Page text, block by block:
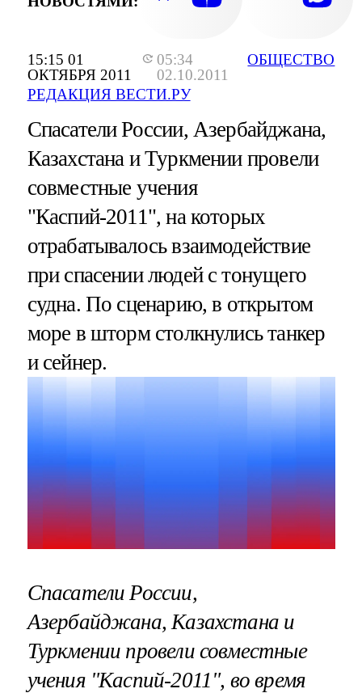
15:15 01
ОКТЯБРЯ 2011
05:34
02.10.2011
РЕДАКЦИЯ ВЕСТИ.РУ
ОБЩЕСТВО
Спасатели России, Азербайджана,
Казахстана и Туркмении провели
совместные учения
"Каспий-2011", на которых
отрабатывалось взаимодействие
при спасении людей с тонущего
судна. По сценарию, в открытом
море в шторм столкнулись танкер
и сейнер.
Спасатели России,
Азербайджана, Казахстана и
Туркмении провели совместные
учения "Каспий-2011", во время